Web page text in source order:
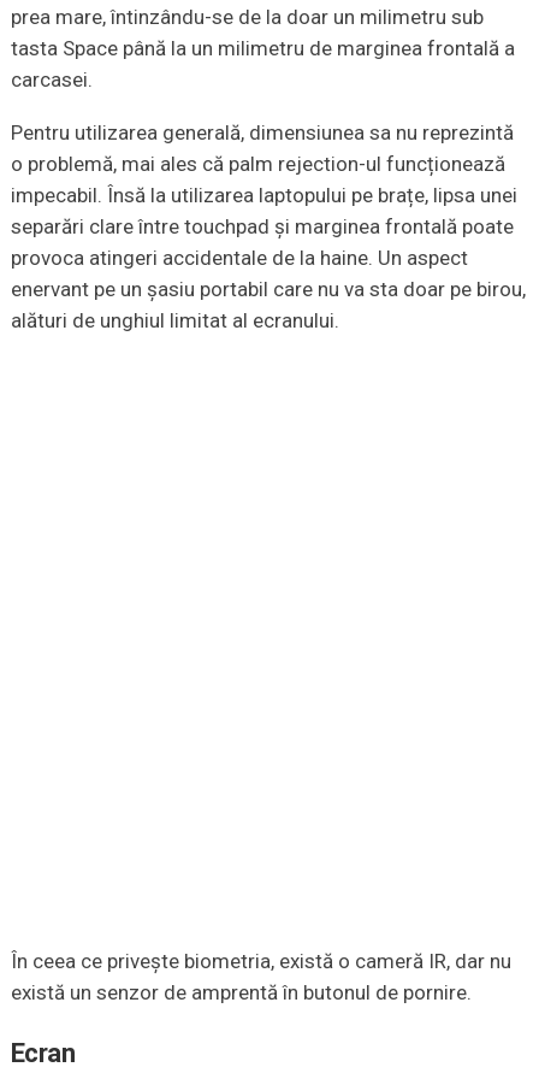
prea mare, întinzându-se de la doar un milimetru sub
tasta Space până la un milimetru de marginea frontală a
carcasei.
Pentru utilizarea generală, dimensiunea sa nu reprezintă
o problemă, mai ales că palm rejection-ul funcționează
impecabil. Însă la utilizarea laptopului pe brațe, lipsa unei
separări clare între touchpad și marginea frontală poate
provoca atingeri accidentale de la haine. Un aspect
enervant pe un șasiu portabil care nu va sta doar pe birou,
alături de unghiul limitat al ecranului.
În ceea ce privește biometria, există o cameră IR, dar nu
există un senzor de amprentă în butonul de pornire.
Ecran